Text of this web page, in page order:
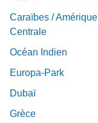
Caraïbes / Amérique
Centrale
Océan Indien
Europa-Park
Dubaï
Grèce